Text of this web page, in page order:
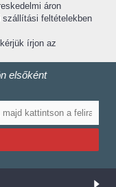
áron
szállítási feltételekben
írjon az
elsőként